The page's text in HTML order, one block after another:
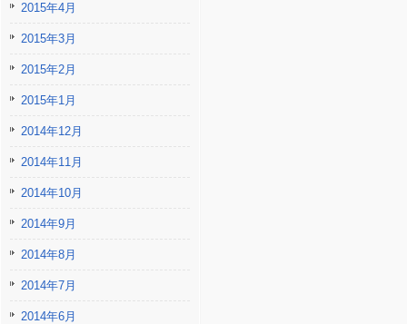
2015年4月
2015年3月
2015年2月
2015年1月
2014年12月
2014年11月
2014年10月
2014年9月
2014年8月
2014年7月
2014年6月